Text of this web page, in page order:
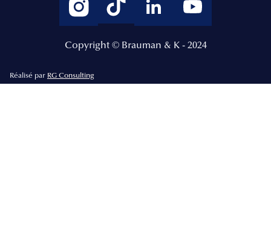
Copyright © Brauman & K - 2024
Réalisé par RG Consulting